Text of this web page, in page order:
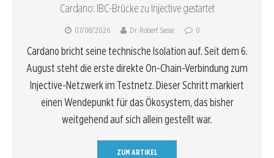
Cardano: IBC-Brücke zu Injective gestartet
07/08/2026 Dr. Robert Sasse 0
Cardano bricht seine technische Isolation auf. Seit dem 6.
August steht die erste direkte On-Chain-Verbindung zum
Injective-Netzwerk im Testnetz. Dieser Schritt markiert
einen Wendepunkt für das Ökosystem, das bisher
weitgehend auf sich allein gestellt war.
ZUM ARTIKEL